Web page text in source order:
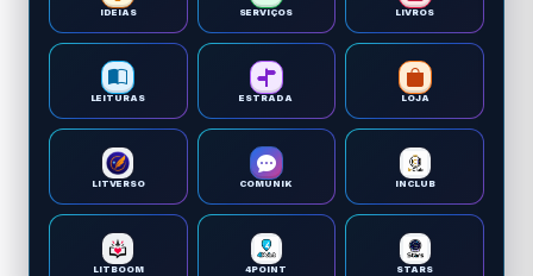
IDEIAS SERVIÇOS LIVROS
LEITURAS ESTRADA LOJA
LITVERSO COMUNIK INCLUB
LITBOOM 4POINT STARS